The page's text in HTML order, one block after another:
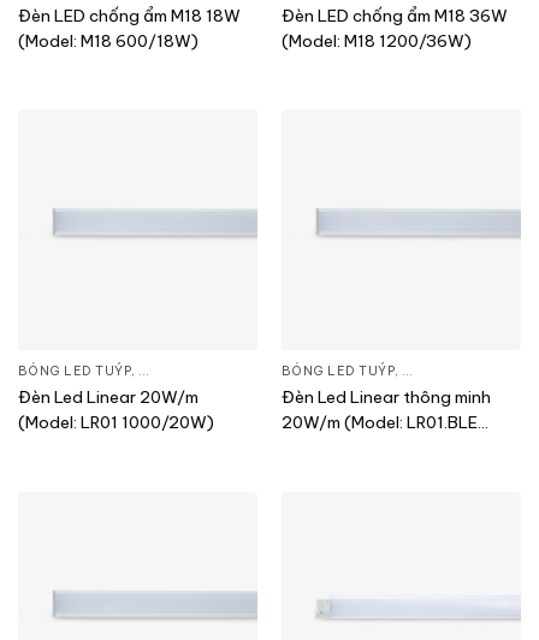
Đèn LED chống ẩm M18 18W
(Model: M18 600/18W)
Đèn LED chống ẩm M18 36W
(Model: M18 1200/36W)
BÓNG LED TUÝP, ĐÈN CHIẾU SÁNG THIẾT BỊ CHIẾU SÁNG
Đèn Led Linear 20W/m
(Model: LR01 1000/20W)
BÓNG LED TUÝP, ĐÈN CHIẾU SÁNG
Đèn Led Linear thông minh
20W/m (Model: LR01.BLE